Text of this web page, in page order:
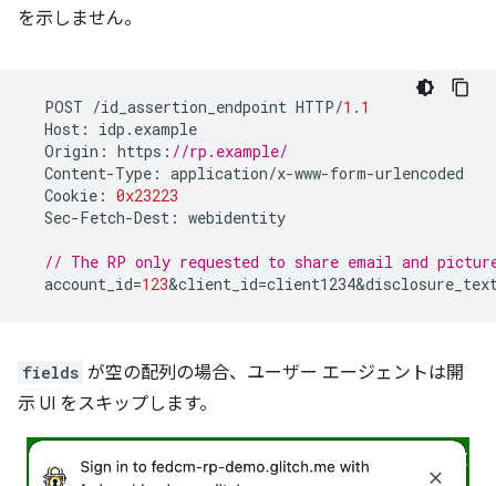
を示しません。
POST /id_assertion_endpoint HTTP/1.1
Host : idp . example
Origin : https : //rp.example/
Content-Type : application/x-www-form-urlencoded
Cookie : 0x23223
Sec-Fetch-Dest : webidentity
// The RP only requested to share email and
account_id=123&client_id=
fields が空の配列の場合、ユーザー エージェントは開
示 UI をスキップします。